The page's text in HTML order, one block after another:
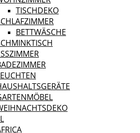
TISCHDEKO
BETTWÄSCHE